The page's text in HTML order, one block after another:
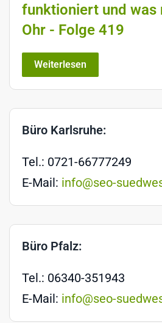
funktioniert und was
Ohr - Folge 419
Weiterlesen
Büro Karlsruhe:
Tel.: 0721-66777249
E-Mail: info@seo-
Büro Pfalz:
Tel.: 06340-351943
E-Mail: info@seo-